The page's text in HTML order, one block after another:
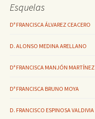
Esquelas
Dª FRANCISCA ÁLVAREZ CEACERO
D. ALONSO MEDINA ARELLANO
Dª FRANCISCA MANJÓN MARTÍNEZ
Dª FRANCISCA BRUNO MOYA
D. FRANCISCO ESPINOSA VALDIVIA